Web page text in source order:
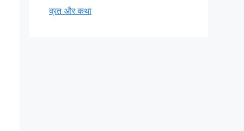
व्रत और कथा